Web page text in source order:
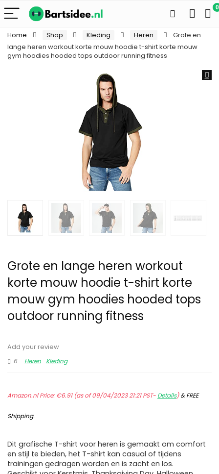
0
Home Shop Kleding Heren
Grote en
lange heren workout korte mouw hoodie t-shirt korte mouw
gym hoodies hooded tops outdoor running fitness
Grote en lange heren workout
korte mouw hoodie t-shirt korte
mouw gym hoodies hooded tops
outdoor running fitness
Add your review
6
Heren Kleding
Amazon.nl Price:€6.91(as of 09/04/2023 21:21 PST- Details)&FREE
Shipping.
Dit grafische T-shirt voor heren is gemaakt om comfort
en stijl te bieden, het T-shirt kan casual of tijdens
trainingen gedragen worden en is zacht en los.